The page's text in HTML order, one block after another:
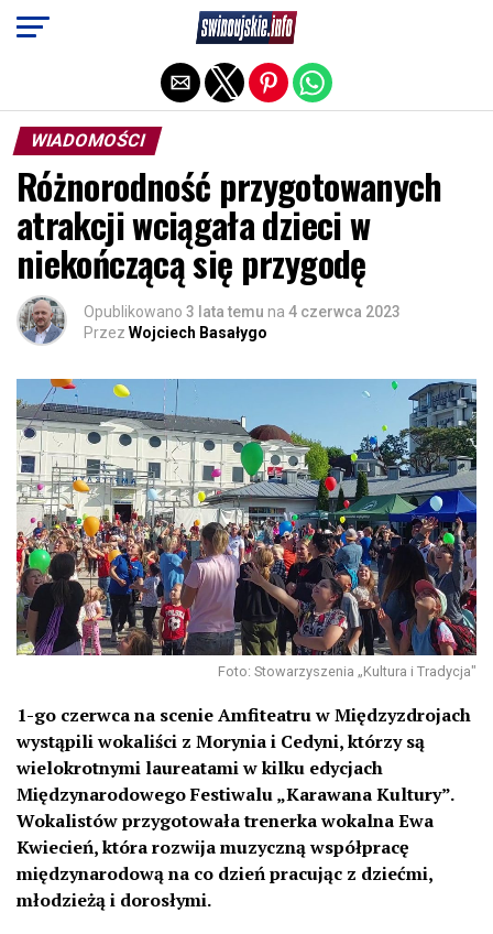
WIADOMOŚCI
Różnorodność przygotowanych
atrakcji wciągała dzieci w
niekończącą się przygodę
Opublikowano 3 lata temu na 4 czerwca 2023
Przez Wojciech Basałygo
Foto: Stowarzyszenia „Kultura i Tradycja"
1-go czerwca na scenie Amfiteatru w Międzyzdrojach
wystąpili wokaliści z Morynia i Cedyni, którzy są
wielokrotnymi laureatami w kilku edycjach
Międzynarodowego Festiwalu „Karawana Kultury”.
Wokalistów przygotowała trenerka wokalna Ewa
Kwiecień, która rozwija muzyczną współpracę
międzynarodową na co dzień pracując z dziećmi,
młodzieżą i dorosłymi.
Exit mobile version